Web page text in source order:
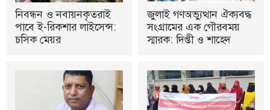
নিবন্ধন ও নবায়নকৃতরাই
পাবে ই-রিকশার লাইসেন্স:
চসিক মেয়র
জুলাই গণঅভ্যুত্থান ঐক্যবদ্ধ
সংগ্রামের এক গৌরবময়
স্মারক: দিপ্তী ও শাহেদ